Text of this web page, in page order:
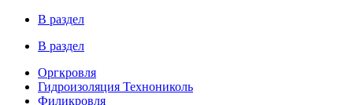
В раздел
В раздел
Оргкровля
Гидроизоляция Технониколь
Филикровля